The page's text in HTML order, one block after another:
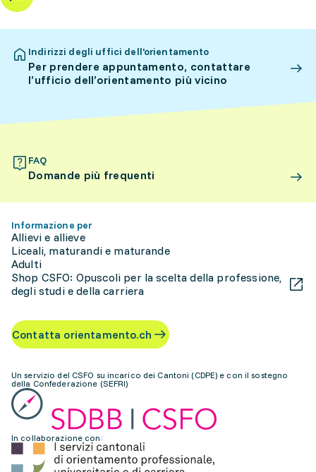
Indirizzi degli uffici dell’orientamento
Per prendere appuntamento, contattare
l’ufficio dell’orientamento più vicino
FAQ
Domande più frequenti
Informazione per
Allievi e allieve
Liceali, maturandi e maturande
Adulti
Shop CSFO: Opuscoli per la scelta della professione,
degli studi e della carriera
Contatta orientamento.ch
Un servizio del CSFO su incarico dei Cantoni (CDPE) e con il sostegno
della Confederazione (SEFRI)
In collaborazione con: